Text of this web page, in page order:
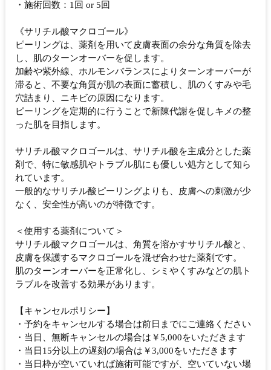
・施術回数：1回 or 5回
《サリチル酸マクロゴール》
ピーリングは、薬剤を用いて皮膚表面の余分な角質を除去
し、肌のターンオーバーを促します。
加齢や紫外線、ホルモンバランスによりターンオーバーが
滞ると、不要な角質が肌の表面に蓄積し、肌のくすみや毛
穴詰まり、ニキビの原因になります。
ピーリングを定期的に行うことで新陳代謝を促しキメの整
った肌を目指します。
サリチル酸マクロゴールは、サリチル酸を主成分とした薬
剤で、特に敏感肌やトラブル肌にも優しい処方として知ら
れています。
一般的なサリチル酸ピーリングよりも、皮膚への刺激が少
なく、安全性が高いのが特徴です。
＜使用する薬剤について＞
サリチル酸マクロゴールは、角質を溶かすサリチル酸と、
皮膚を保護するマクロゴールを混ぜ合わせた薬剤です。
肌のターンオーバーを正常化し、シミやくすみなどの肌ト
ラブルを改善する効果があります。
【キャンセルポリシー】
・予約をキャンセルする場合は前日までにご連絡ください
・当日、無断キャンセルの場合は￥5,000をいただきます
・当日15分以上の遅刻の場合は￥3,000をいただきます
・当日枠が空いていれば施術可能ですが、空いていない場